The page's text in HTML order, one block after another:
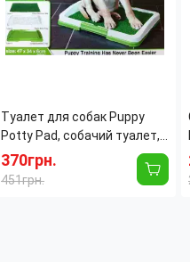
Туалет для собак Puppy
Potty Pad, собачий туалет,
лоток для собак, туалет
для щенков домашний
туалет для собак
370грн.
451грн.